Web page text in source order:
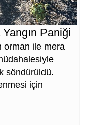
Paniği
orman ile mera
söndürüldü.
için